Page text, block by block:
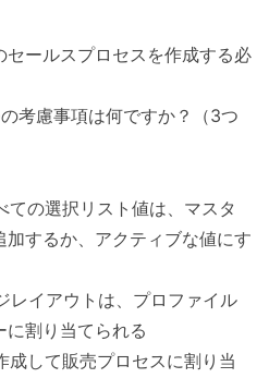
セールスプロセスを作成する必
考慮事項は何ですか？（3つ
の選択リスト値は、マスタ
するか、アクティブな値にす
レイアウトは、プロファイル
割り当てられる
して販売プロセスに割り当